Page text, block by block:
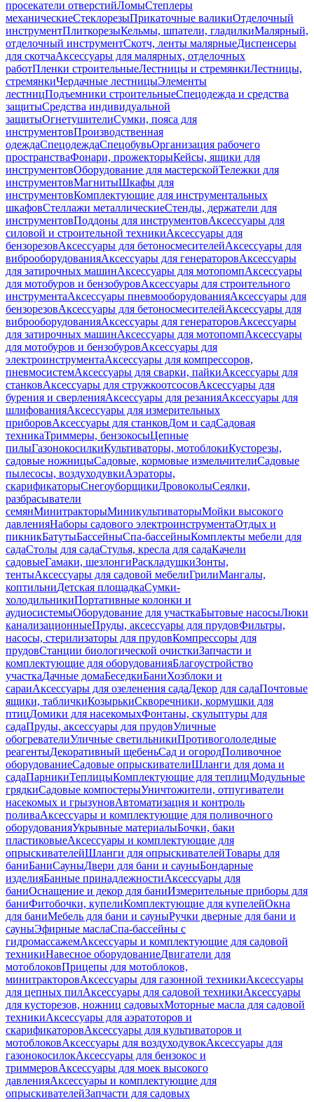
просекатели отверстийЛомыСтеплеры
механическиеСтеклорезыПрикаточные валикиОтделочный
инструментПлиткорезыКельмы, шпатели, гладилкиМалярный,
отделочный инструментСкотч, ленты малярныеДиспенсеры
для скотчаАксессуары для малярных, отделочных
работПленки строительныеЛестницы и стремянкиЛестницы,
стремянкиЧердачные лестницыЭлементы
лестницПодъемники строительныеСпецодежда и средства
защитыСредства индивидуальной
защитыОгнетушителиСумки, пояса для
инструментовПроизводственная
одеждаСпецодеждаСпецобувьОрганизация рабочего
пространстваФонари, прожекторыКейсы, ящики для
инструментовОборудование для мастерскойТележки для
инструментовМагнитыШкафы для
инструментовКомплектующие для инструментальных
шкафовСтеллажи металлическиеСтенды, держатели для
инструментовПоддоны для инструментовАксессуары для
силовой и строительной техникиАксессуары для
бензорезовАксессуары для бетоносмесителейАксессуары для
виброоборудованияАксессуары для генераторовАксессуары
для затирочных машинАксессуары для мотопомпАксессуары
для мотобуров и бензобуровАксессуары для строительного
инструментаАксессуары пневмооборудованияАксессуары для
бензорезовАксессуары для бетоносмесителейАксессуары для
виброоборудованияАксессуары для генераторовАксессуары
для затирочных машинАксессуары для мотопомпАксессуары
для мотобуров и бензобуровАксессуары для
электроинструментаАксессуары для компрессоров,
пневмосистемАксессуары для сварки, пайкиАксессуары для
станковАксессуары для стружкоотсосовАксессуары для
бурения и сверленияАксессуары для резанияАксессуары для
шлифованияАксессуары для измерительных
приборовАксессуары для станковДом и садСадовая
техникаТриммеры, бензокосыЦепные
пилыГазонокосилкиКультиваторы, мотоблокиКусторезы,
садовые ножницыСадовые, кормовые измельчителиСадовые
пылесосы, воздуходувкиАэраторы,
скарификаторыСнегоуборщикиДровоколыСеялки,
разбрасыватели
семянМинитракторыМиникультиваторыМойки высокого
давленияНаборы садового электроинструментаОтдых и
пикникБатутыБассейныСпа-бассейныКомплекты мебели для
садаСтолы для садаСтулья, кресла для садаКачели
садовыеГамаки, шезлонгиРаскладушкиЗонты,
тентыАксессуары для садовой мебелиГрилиМангалы,
коптильниДетская площадкаСумки-
холодильникиПортативные колонки и
аудиосистемыОборудование для участкаБытовые насосыЛюки
канализационныеПруды, аксессуары для прудовФильтры,
насосы, стерилизаторы для прудовКомпрессоры для
прудовСтанции биологической очисткиЗапчасти и
комплектующие для оборудованияБлагоустройство
участкаДачные домаБеседкиБаниХозблоки и
сараиАксессуары для озеленения садаДекор для садаПочтовые
ящики, табличкиКозырькиСкворечники, кормушки для
птицДомики для насекомыхФонтаны, скульптуры для
садаПруды, аксессуары для прудовУличные
обогревателиУличные светильникиПротивогололедные
реагентыДекоративный щебеньСад и огородПоливочное
оборудованиеСадовые опрыскивателиШланги для дома и
садаПарникиТеплицыКомплектующие для теплицМодульные
грядкиСадовые компостерыУничтожители, отпугиватели
насекомых и грызуновАвтоматизация и контроль
поливаАксессуары и комплектующие для поливочного
оборудованияУкрывные материалыБочки, баки
пластиковыеАксессуары и комплектующие для
опрыскивателейШланги для опрыскивателейТовары для
баниБаниСауныДвери для бани и сауныБондарные
изделияБанные принадлежностиАксессуары для
баниОснащение и декор для баниИзмерительные приборы для
баниФитобочки, купелиКомплектующие для купелейОкна
для баниМебель для бани и сауныРучки дверные для бани и
сауныЭфирные маслаСпа-бассейны с
гидромассажемАксессуары и комплектующие для садовой
техникиНавесное оборудованиеДвигатели для
мотоблоковПрицепы для мотоблоков,
минитракторовАксессуары для газонной техникиАксессуары
для цепных пилАксессуары для садовой техникиАксессуары
для кусторезов, ножниц садовыхМоторные масла для садовой
техникиАксессуары для аэратоторов и
скарификаторовАксессуары для культиваторов и
мотоблоковАксессуары для воздуходувокАксессуары для
газонокосилокАксессуары для бензокос и
триммеровАксессуары для моек высокого
давленияАксессуары и комплектующие для
опрыскивателейЗапчасти для садовых